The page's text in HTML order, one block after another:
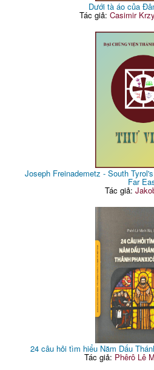
Dưới tà áo của
Tác giả: Casimir
Joseph Freinademetz - South
Far
Tác giả:
24 câu hỏi tìm hiểu Năm Dấu
Tác giả: Phêrô Lê